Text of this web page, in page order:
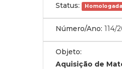
Status: Homologada
Número/Ano: 114/
Objeto:
Aquisição de